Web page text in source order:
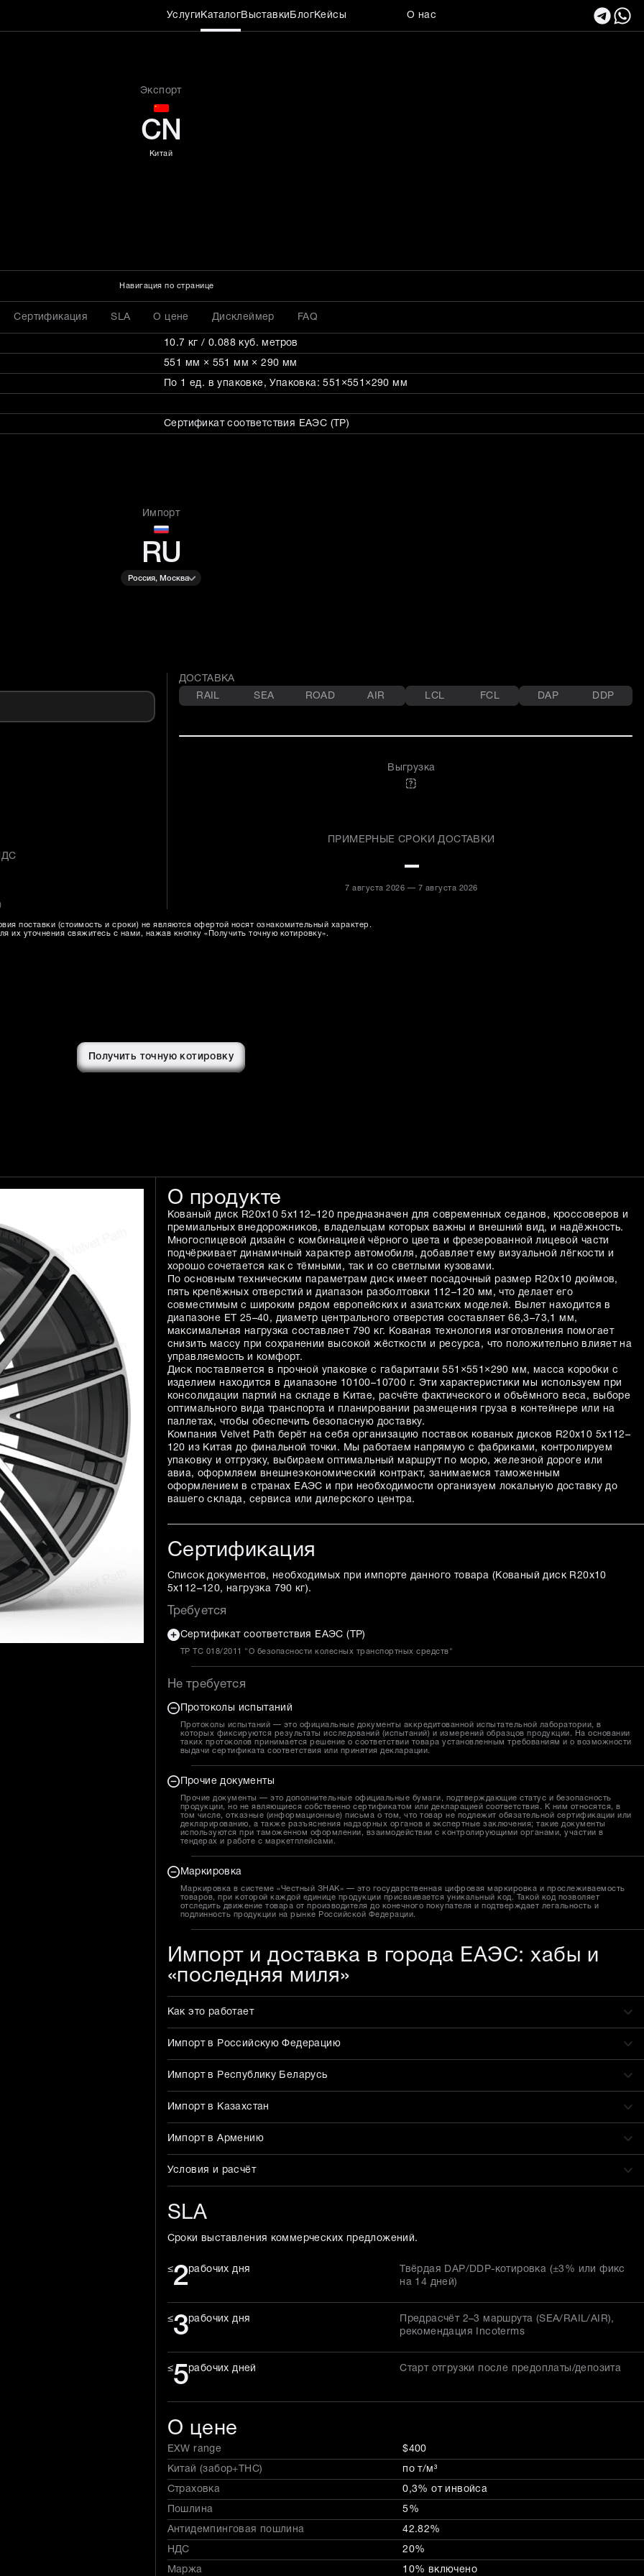
Услуги КаталогВыставки БлогКейсы О нас
Экспорт
CN
Китай
Навигация по странице
Сертификация SLA О цене Дисклеймер FAQ
10.7 кг / 0.088 куб. метров
551 мм × 551 мм × 290 мм
По 1 ед. в упаковке, Упаковка: 551×551×290 мм
Сертификат соответствия ЕАЭС (ТР)
Импорт
RU
Россия, Москва
)
ДОСТАВКА
RAIL
SEA ROAD AIR LCL FCL DAP DDP
Выгрузка
ПРИМЕРНЫЕ СРОКИ ДОСТАВКИ
–
7 августа 2026 — 7 августа 2026
поставки (стоимость и сроки) не являются офертой носят ознакомительный характер.
их уточнения свяжитесь с нами, нажав кнопку «Получить точную котировку».
Получить точную котировку
О продукте
Кованый диск R20x10 5x112–120 предназначен для современных седанов, кроссоверов и
премиальных внедорожников, владельцам которых важны и внешний вид, и надёжность.
Многоспицевой дизайн с комбинацией чёрного цвета и фрезерованной лицевой части
подчёркивает динамичный характер автомобиля, добавляет ему визуальной лёгкости и
хорошо сочетается как с тёмными, так и со светлыми кузовами.
По основным техническим параметрам диск имеет посадочный размер R20x10 дюймов,
пять крепёжных отверстий и диапазон разболтовки 112–120 мм, что делает его
совместимым с широким рядом европейских и азиатских моделей. Вылет находится в
диапазоне ET 25–40, диаметр центрального отверстия составляет 66,3–73,1 мм,
максимальная нагрузка составляет 790 кг. Кованая технология изготовления помогает
снизить массу при сохранении высокой жёсткости и ресурса, что положительно влияет на
управляемость и комфорт.
Диск поставляется в прочной упаковке с габаритами 551×551×290 мм, масса коробки с
изделием находится в диапазоне 10100–10700 г. Эти характеристики мы используем при
консолидации партий на складе в Китае, расчёте фактического и объёмного веса, выборе
оптимального вида транспорта и планировании размещения груза в контейнере или на
паллетах, чтобы обеспечить безопасную доставку.
Компания Velvet Path берёт на себя организацию поставок кованых дисков R20x10 5x112–
120 из Китая до финальной точки. Мы работаем напрямую с фабриками, контролируем
упаковку и отгрузку, выбираем оптимальный маршрут по морю, железной дороге или
авиа, оформляем внешнеэкономический контракт, занимаемся таможенным
оформлением в странах ЕАЭС и при необходимости организуем локальную доставку до
вашего склада, сервиса или дилерского центра.
Сертификация
Список документов, необходимых при импорте данного товара ( Кованый диск R20x10
5x112–120, нагрузка 790 кг).
Требуется
Сертификат соответствия ЕАЭС (ТР)
ТР ТС 018/2011 "О безопасности колесных транспортных средств"
Не требуется
Протоколы испытаний
Протоколы испытаний — это официальные документы аккредитованной испытательной лаборатории, в
которых фиксируются результаты исследований (испытаний) и измерений образцов продукции. На основании
таких протоколов принимается решение о соответствии товара установленным требованиям и о возможности
выдачи сертификата соответствия или принятия декларации.
Прочие документы
Прочие документы — это дополнительные официальные бумаги, подтверждающие статус и безопасность
продукции, но не являющиеся собственно сертификатом или декларацией соответствия. К ним относятся, в
том числе, отказные (информационные) письма о том, что товар не подлежит обязательной сертификации или
декларированию, а также разъяснения надзорных органов и экспертные заключения; такие документы
используются при таможенном оформлении, взаимодействии с контролирующими органами, участии в
тендерах и работе с маркетплейсами.
Маркировка
Маркировка в системе «Честный ЗНАК» — это государственная цифровая маркировка и прослеживаемость
товаров, при которой каждой единице продукции присваивается уникальный код. Такой код позволяет
отследить движение товара от производителя до конечного покупателя и подтверждает легальность и
подлинность продукции на рынке Российской Федерации.
Импорт и доставка в города ЕАЭС: хабы и
«последняя миля»
Как это работает
Импорт в Российскую Федерацию
Импорт в Республику Беларусь
Импорт в Казахстан
Импорт в Армению
Условия и расчёт
SLA
Сроки выставления коммерческих предложений.
≤2 рабочих дня
Твёрдая DAP/DDP-котировка (±3% или фикс
на 14 дней)
≤3рабочих дня
Предрасчёт 2–3 маршрута (SEA/RAIL/AIR),
рекомендация Incoterms
≤5рабочих дней Старт отгрузки после предоплаты/депозита
О цене
EXW range $400
Китай (забор+THC) по т/м³
Страховка 0,3% от инвойса
Пошлина 5%
Антидемпинговая пошлина 42.82%
НДС 20%
Маржа 10% включено